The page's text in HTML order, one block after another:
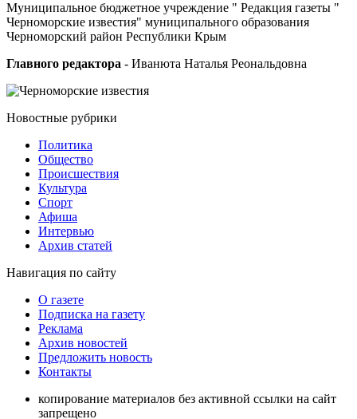
Муниципальное бюджетное учреждение " Редакция газеты "
Черноморские известия" муниципального образования
Черноморский район Республики Крым
Главного редактора - Иванюта Наталья Реональдовна
Новостные рубрики
Политика
Общество
Проиcшествия
Культура
Спорт
Афиша
Интервью
Архив статей
Навигация по сайту
О газете
Подписка на газету
Реклама
Архив новостей
Предложить новость
Контакты
копирование материалов без активной ссылки на сайт
запрещено